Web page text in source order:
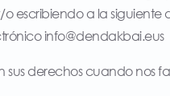
o escribiendo a la siguiente
info@dendakbai.eus
sus derechos cuando nos